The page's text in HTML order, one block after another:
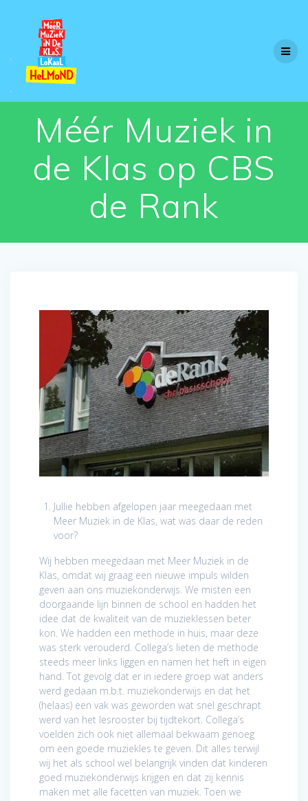
Méér Muziek in
de Klas op CBS
de Rank
Jullie hebben afgelopen jaar meegedaan met
Meer Muziek in de Klas, wat was daar de reden
voor?
Wij hebben meegedaan met Meer Muziek in de
Klas, omdat wij graag een nieuwe impuls wilden
geven aan ons muziekonderwijs. We misten een
doorgaande lijn binnen de school en hadden het
idee dat de kwaliteit van de muzieklessen beter
kon. We hadden een methode in huis, maar deze
was sterk verouderd. Collega’s lieten de methode
steeds meer links liggen en namen het heft in eigen
hand. Tot gevolg dat er in iedere groep wat anders
werd gedaan m.b.t. muziekonderwijs en dat het
(helaas) een vak was geworden wat snel geschrapt
werd van het lesrooster bij tijdtekort. Collega’s
voelden zich ook niet allemaal bekwaam genoeg
om een goede muziekles te geven. Dit alles terwijl
wij het als school wel belangrijk vinden dat kinderen
goed muziekonderwijs krijgen en dat zij kennis
maken met alle facetten van muziek. Toen we